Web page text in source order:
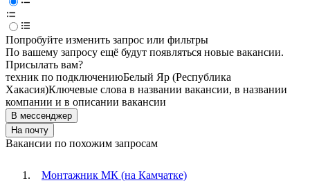
Попробуйте изменить запрос или фильтры
По вашему запросу ещё будут появляться новые вакансии.
Присылать вам?
техник по подключениюБелый Яр (Республика
Хакасия)Ключевые слова в названии вакансии, в названии
компании и в описании вакансии
В мессенджер
На почту
Вакансии по похожим запросам
Монтажник МК (на Камчатке)